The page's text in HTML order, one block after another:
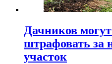
Дачников
штрафовать за
участок